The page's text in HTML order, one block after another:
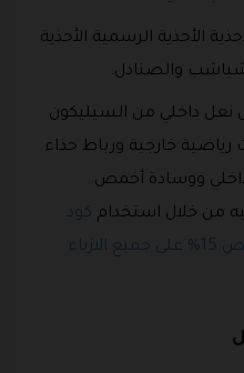
الأحذية الرسمية الأحذية
والصنادل.
نعل داخلي من السيليكون
خارجية ورباط حذاء
ووسادة أخمص
من خلال استخدام كود
خصم Saramart 2026 تخفيض 15% على جميع الازياء